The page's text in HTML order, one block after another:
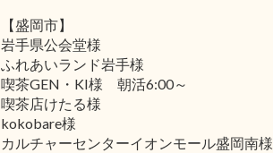
【盛岡市】
岩手県公会堂様
ふれあいランド岩手様
喫茶GEN・KI様 朝活6:00～
喫茶店けたる様
kokobare様
カルチャーセンターイオンモール盛岡南様